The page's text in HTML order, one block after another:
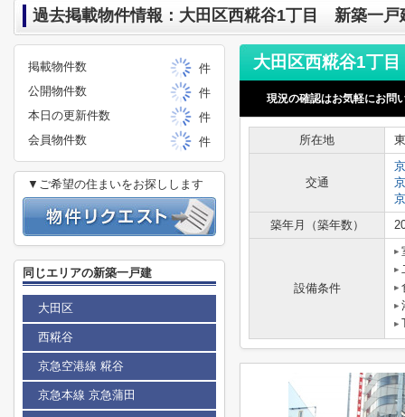
過去掲載物件情報：大田区西糀谷1丁目 新築一戸
現況の確認はお気軽にお問
所在地
交通
築年月（築年数）
設備条件
掲載物件数
件
公開物件数
件
本日の更新件数
件
会員物件数
件
▼ご希望の住まいをお探しします
同じエリアの新築一戸建
大田区
西糀谷
京急空港線 糀谷
京急本線 京急蒲田